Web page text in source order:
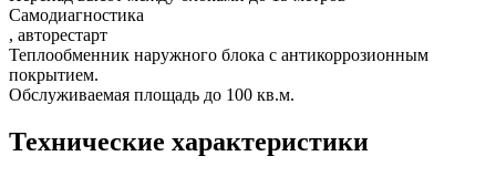
Самодиагностика
, авторестарт
Теплообменник наружного блока с антикоррозионным
покрытием.
Обслуживаемая площадь до 100 кв.м.
Технические характеристики